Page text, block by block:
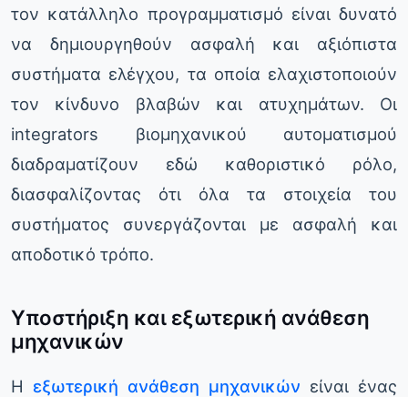
τον κατάλληλο προγραμματισμό είναι δυνατό
να δημιουργηθούν ασφαλή και αξιόπιστα
συστήματα ελέγχου, τα οποία ελαχιστοποιούν
τον κίνδυνο βλαβών και ατυχημάτων. Οι
integrators βιομηχανικού αυτοματισμού
διαδραματίζουν εδώ καθοριστικό ρόλο,
διασφαλίζοντας ότι όλα τα στοιχεία του
συστήματος συνεργάζονται με ασφαλή και
αποδοτικό τρόπο.
Υποστήριξη και εξωτερική ανάθεση
μηχανικών
Η εξωτερική ανάθεση μηχανικών είναι ένας